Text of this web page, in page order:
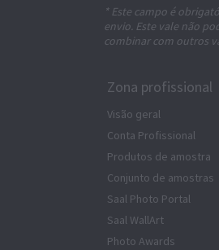
* Este campo é
envio. Este vale não
combinar com outros
Zona profissional
Visão geral
Conta Profissional
Produtos de amostra
Conjunto de amostras
Saal Photo Portal
Saal WallArt
Photo Awards